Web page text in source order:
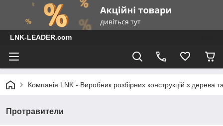
LNK-LEADER.com
Компанія LNK - Виробник розбірних конструкцій з дерева
Протравители